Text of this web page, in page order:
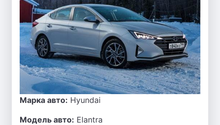
Марка авто: Hyundai
Модель авто: Elantra